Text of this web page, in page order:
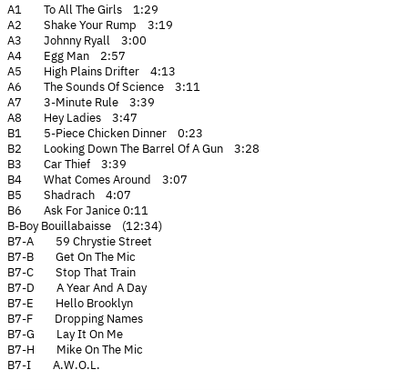
A1 To All The Girls 1:29
A2 Shake Your Rump 3:19
A3 Johnny Ryall 3:00
A4 Egg Man 2:57
A5 High Plains Drifter 4:13
A6 The Sounds Of Science 3:11
A7 3-Minute Rule 3:39
A8 Hey Ladies 3:47
B1 5-Piece Chicken Dinner 0:23
B2 Looking Down The Barrel Of A Gun 3:28
B3 Car Thief 3:39
B4 What Comes Around 3:07
B5 Shadrach 4:07
B6 Ask For Janice 0:11
B-Boy Bouillabaisse (12:34)
B7-A 59 Chrystie Street
B7-B Get On The Mic
B7-C Stop That Train
B7-D A Year And A Day
B7-E Hello Brooklyn
B7-F Dropping Names
B7-G Lay It On Me
B7-H Mike On The Mic
B7-I A.W.O.L.